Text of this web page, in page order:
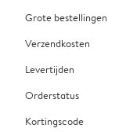
Grote bestellingen
Verzendkosten
Levertijden
Orderstatus
Kortingscode